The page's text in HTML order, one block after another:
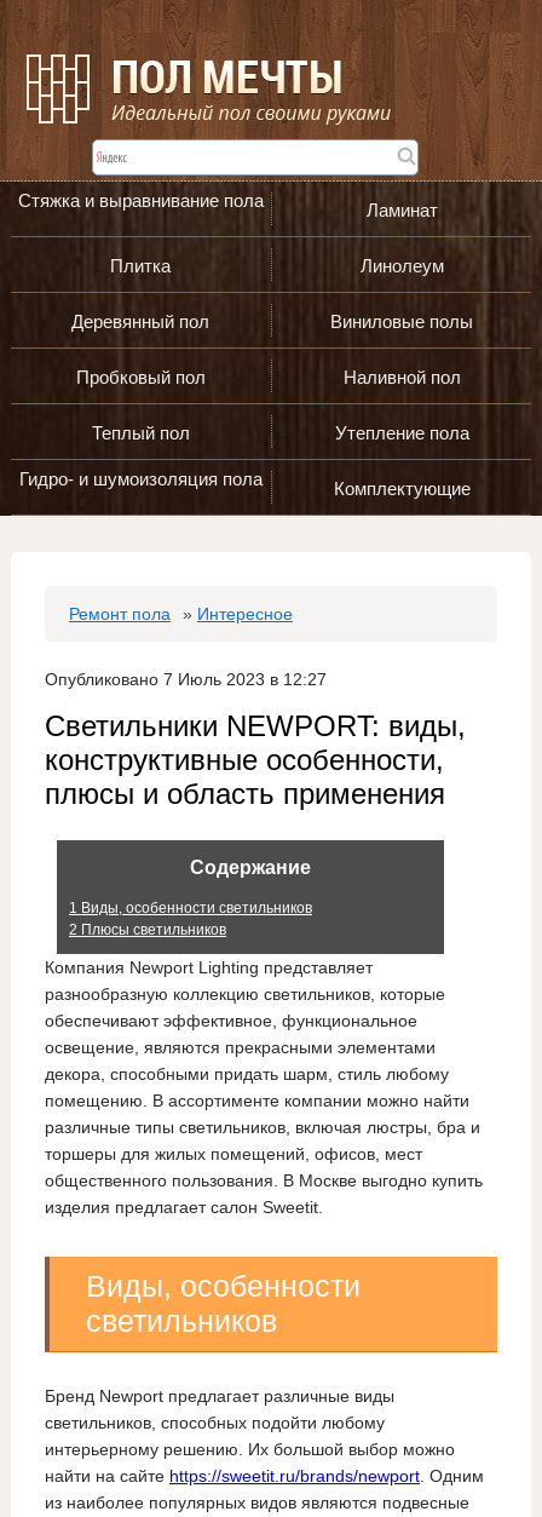
Стяжка и выравнивание пола Ламинат
Плитка Линолеум
Деревянный пол Виниловые полы
Пробковый пол Наливной пол
Теплый пол Утепление пола
Гидро- и шумоизоляция пола Комплектующие
Ремонт пола » Интересное
Опубликовано 7 Июль 2023 в 12:27
Светильники NEWPORT: виды,
конструктивные особенности,
плюсы и область применения
Содержание
1 Виды, особенности светильников
2 Плюсы светильников
Компания Newport Lighting представляет
разнообразную коллекцию светильников, которые
обеспечивают эффективное, функциональное
освещение, являются прекрасными элементами
декора, способными придать шарм, стиль любому
помещению. В ассортименте компании можно найти
различные типы светильников, включая люстры, бра и
торшеры для жилых помещений, офисов, мест
общественного пользования. В Москве выгодно купить
изделия предлагает салон Sweetit.
Виды, особенности
светильников
Бренд Newport предлагает различные виды
светильников, способных подойти любому
интерьерному решению. Их большой выбор можно
найти на сайте https://sweetit.ru/brands/newport. Одним
из наиболее популярных видов являются подвесные